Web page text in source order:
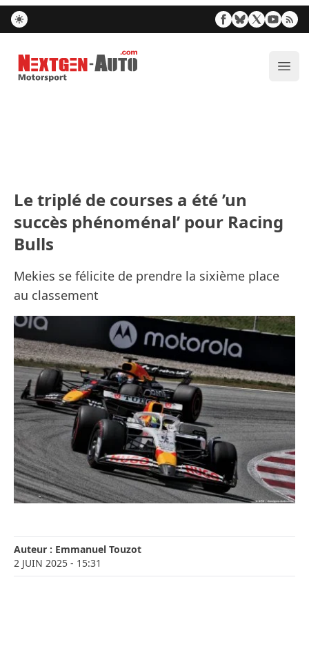
Nextgen-Auto.com
Le triplé de courses a été ’un
succès phénoménal’ pour Racing
Bulls
Mekies se félicite de prendre la sixième place
au classement
Auteur : Emmanuel Touzot
2 JUIN 2025 - 15:31